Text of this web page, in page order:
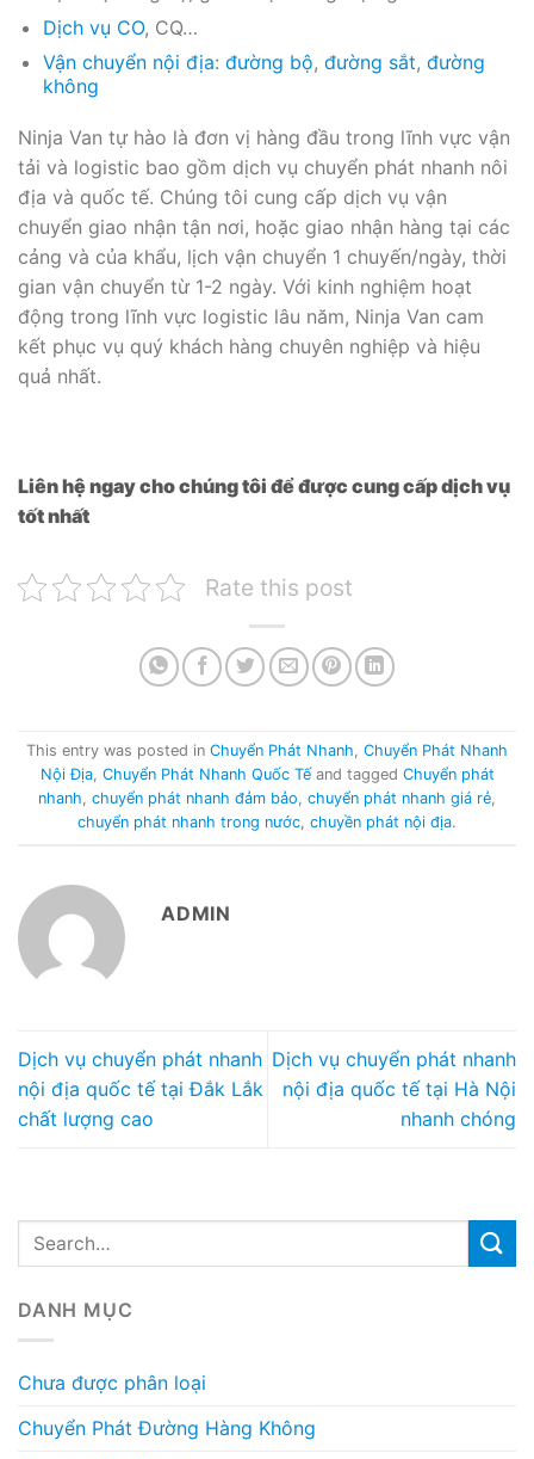
Dịch vụ CO, CQ…
Vận chuyển nội địa: đường bộ, đường sắt, đường
không
Ninja Van tự hào là đơn vị hàng đầu trong lĩnh vực vận
tải và logistic bao gồm dịch vụ chuyển phát nhanh nôi
địa và quốc tế. Chúng tôi cung cấp dịch vụ vận
chuyển giao nhận tận nơi, hoặc giao nhận hàng tại các
cảng và của khẩu, lịch vận chuyển 1 chuyến/ngày, thời
gian vận chuyển từ 1-2 ngày. Với kinh nghiệm hoạt
động trong lĩnh vực logistic lâu năm, Ninja Van cam
kết phục vụ quý khách hàng chuyên nghiệp và hiệu
quả nhất.
Liên hệ ngay cho chúng tôi để được cung cấp dịch vụ
tốt nhất
Rate this post
This entry was posted in Chuyển Phát Nhanh, Chuyển Phát Nhanh
Nội Địa, Chuyển Phát Nhanh Quốc Tếand tagged Chuyển phát
nhanh, chuyển phát nhanh đảm bảo, chuyển phát nhanh giá rẻ,
chuyển phát nhanh trong nước, chuyền phát nội địa.
ADMIN
Dịch vụ chuyển phát nhanh
nội địa quốc tế tại Đắk Lắk
chất lượng cao
Dịch vụ chuyển phát nhanh
nội địa quốc tế tại Hà Nội
nhanh chóng
DANH MỤC
Chưa được phân loại
Chuyển Phát Đường Hàng Không